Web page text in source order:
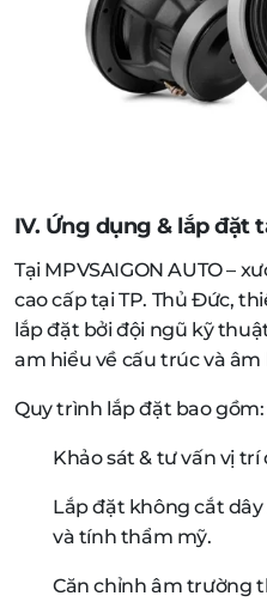
IV. Ứng dụng & lắp đặt
Tại MPVSAIGON AUTO –
cao cấp tại TP. Thủ Đức,
lắp đặt bởi đội ngũ kỹ
am hiểu về cấu trúc và âm
Quy trình lắp đặt bao gồm:
Khảo sát & tư vấn vị
Lắp đặt không cắt
và tính thẩm mỹ.
Căn chỉnh âm trường